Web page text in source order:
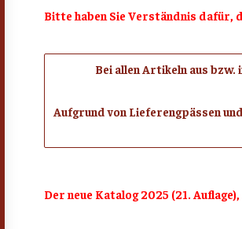
Bitte haben Sie Verständnis dafür,
Bei allen Artikeln aus
Aufgrund von Lieferengpässen
Der neue Katalog 2025 (21.